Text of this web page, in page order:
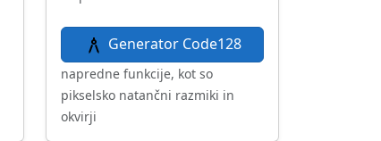
Generator Code128
napredne funkcije, kot so
pikselsko natančni razmiki in
okvirji